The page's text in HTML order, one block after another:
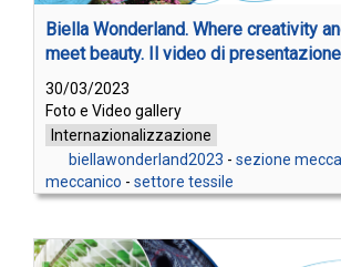
Biella Wonderland. Where creativity
meet beauty. Il video di presentazione
30/03/2023
Foto e Video gallery
Internazionalizzazione
biellawonderland2023 - sezione
meccanico - settore tessile